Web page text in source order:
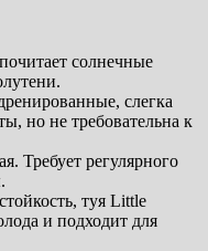
солнечные
слегка
но не требовательна к
Требует регулярного
туя Little
и подходит для